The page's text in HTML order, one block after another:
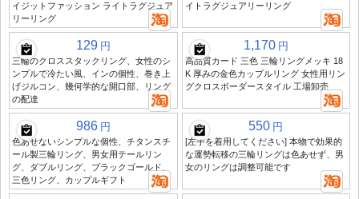
イジットファッション ライトラグジュア
リーリング
イトラグジュアリーリング
129 円
三輪のクロススタックリング、女性のシ
ンプルで冷たい風、インの個性、巻き上
げジルコン、幾何学的な開口部、リング
の配達
1,170 円
高品質カード 三色 三輪リングメッキ 18
K 厚みの金色カップルリング 女性用リン
グクロスボーダースタイル 工場卸売
986 円
色あせないシンプルな個性、チタンスチ
ール製三輪リング、男女用テールリン
グ、ダブルリング、ブラックゴールド、
三色リング、カップルギフト
550 円
[左手を着用してください] 本物で効果的
な運勢転移の三輪リングは色あせず、男
女のリングは調整可能です